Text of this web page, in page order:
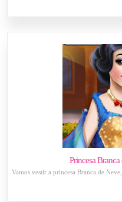
Princesa
Vamos vestir a princesa Branca de